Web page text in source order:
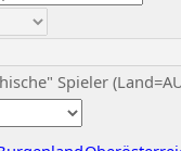
Spieler